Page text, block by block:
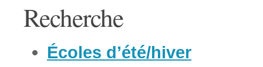
Recherche
Écoles d’été/hiver